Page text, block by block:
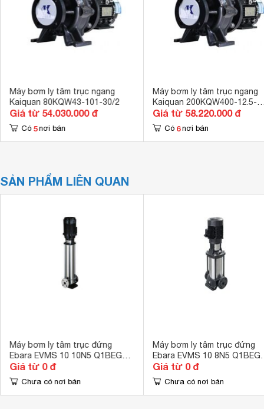
Máy bơm ly tâm trục ngang
Kaiquan 80KQW43-101-30/2
Giá từ 54.030.000 đ
Có 5 nơi bán
Máy bơm ly tâm trục ngang
Kaiquan 200KQW400-12.5-
18.5/4
Giá từ 58.220.000 đ
Có 6 nơi bán
SẢN PHẨM LIÊN QUAN
Máy bơm ly tâm trục đứng
Ebara EVMS 10 10N5 Q1BEG
E/4.0
Giá từ 0 đ
Chưa có nơi bán
Máy bơm ly tâm trục đứng
Ebara EVMS 10 8N5 Q1BEG
E/3.0
Giá từ 0 đ
Chưa có nơi bán